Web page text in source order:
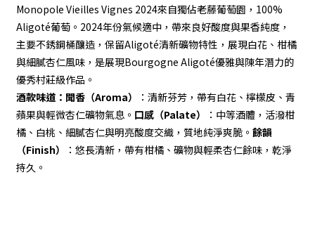
Monopole Vieilles Vignes 2024來自獨佔老藤葡萄園，100%
Aligoté葡萄。2024年份氣候適中，帶來良好酸度與果香純度，
主要不銹鋼桶釀造，保留Aligoté清新礦物特性，展現白花、柑橘
與細膩杏仁風味，是展現Bourgogne Aligoté優雅與陳年潛力的
優秀村莊級作品。
酒款味道： 聞香（Aroma）
：清新芬芳，帶有白花、檸檬皮、青
蘋果與輕微杏仁礦物氣息。 口感（Palate）
：中等酒體，活潑柑
橘、白桃、細膩杏仁與明亮酸度交織，質地純淨爽脆。 餘韻
（Finish）
：悠長清新，帶有柑橘、礦物與輕柔杏仁餘味，乾淨
持久。